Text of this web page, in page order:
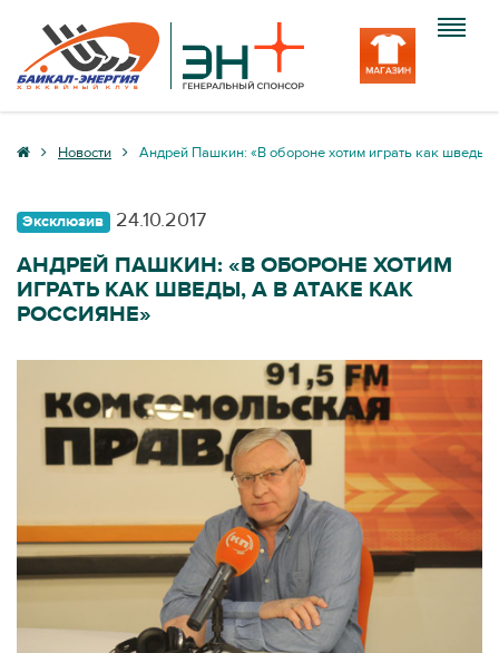
Клуб
Медиа
Новости Андрей Пашкин: «В обороне хотим играть как шведы,
Эксклюзив 24.10.2017
АНДРЕЙ ПАШКИН: «В ОБОРОНЕ ХОТИМ
ИГРАТЬ КАК ШВЕДЫ, А В АТАКЕ КАК
РОССИЯНЕ»